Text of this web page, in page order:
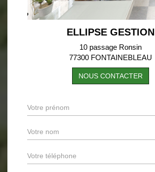
ELLIPSE GESTION
10 passage Ronsin
77300 FONTAINEBLEAU
NOUS CONTACTER